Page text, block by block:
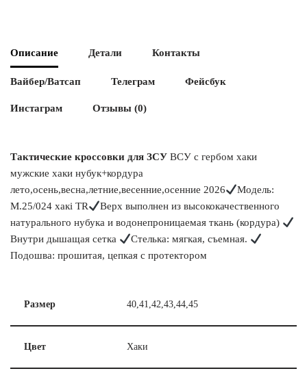
Описание Детали Контакты
Вайбер/Ватсап Телеграм Фейсбук
Инстаграм Отзывы (0)
Тактические кроссовки для ЗСУ ВСУ с гербом хаки
мужские хаки нубук+кордура
лето,осень,весна,летние,весенние,осенние 2026
Модель:
М.25/024 хакі TR
Верх выполнен из высококачественного
натурального нубука и водонепроницаемая ткань (кордура)
Внутри дышащая сетка
Стелька: мягкая, съемная.
Подошва: прошитая, цепкая с протектором
Размер 40,41,42,43,44,45
Цвет Хаки